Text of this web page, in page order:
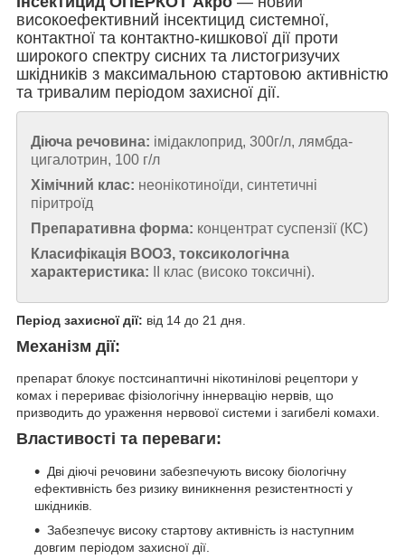
високоефективний інсектицид системної,
контактної та контактно-кишкової дії проти
широкого спектру сисних та листогризучих
шкідників з максимальною стартовою активністю
та тривалим періодом захисної дії.
Діюча речовина: імідаклоприд, 300г/л, лямбда-
цигалотрин, 100 г/л
Хімічний клас: неонікотиноїди, синтетичні
піритроїд
Препаративна форма: концентрат суспензії (КС)
Класифікація ВООЗ, токсикологічна
характеристика:
ІІ клас (високо токсичні).
Період захисної дії: від 14 до 21 дня.
Механізм дії:
препарат блокує постсинаптичні нікотинілові рецептори у
комах і перериває фізіологічну іннервацію нервів, що
призводить до ураження нервової системи і загибелі комахи.
Властивості та переваги:
Дві діючі речовини забезпечують високу біологічну
ефективність без ризику виникнення резистентності у
шкідників.
Забезпечує високу стартову активність із наступним
довгим періодом захисної дії.